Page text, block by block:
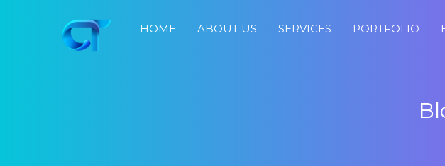
HOME ABOUT US SERVICES PORTFOLIO